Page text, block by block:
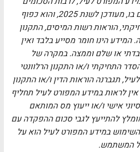
והשיעורים המפורטים בו, מעודכן לשנת 2025, והוא כפוף
הוראות רשות המיסים, התקנון
המידע הינו חומר מסייע בלבד ואין
או שלם וממצה. במקרה של
התחיקתי ו/או התקנון הרלוונטי
תגברנה הוראות הדין ו/או התקנון
אין לראות במידע המפורט לעיל תחליף
אישי ו/או ייעוץ מס המותאם
להתייעץ לגבי סכום ההפקדה עם
במידע המפורט לעיל הוא על
המשתמש.